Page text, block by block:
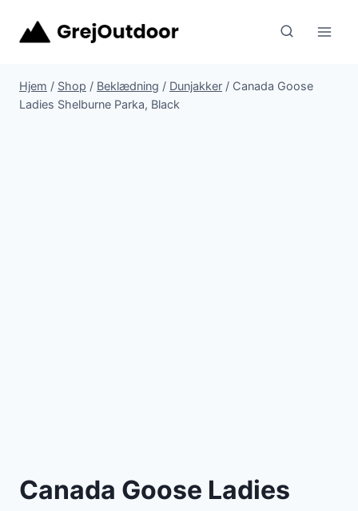
Hjem / Shop / Beklædning / Dunjakker / Canada Goose
Ladies Shelburne Parka, Black
Canada Goose Ladies